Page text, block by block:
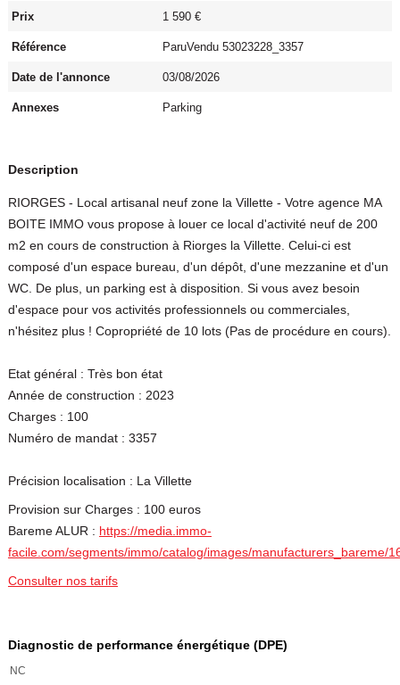
Prix 1 590 €
Référence ParuVendu 53023228_3357
Date de l'annonce 03/08/2026
Annexes Parking
Description
RIORGES - Local artisanal neuf zone la Villette - Votre agence MA
BOITE IMMO vous propose à louer ce local d'activité neuf de 200
m2 en cours de construction à Riorges la Villette. Celui-ci est
composé d'un espace bureau, d'un dépôt, d'une mezzanine et d'un
WC. De plus, un parking est à disposition. Si vous avez besoin
d'espace pour vos activités professionnels ou commerciales,
n'hésitez plus ! Copropriété de 10 lots (Pas de procédure en cours).
Etat général : Très bon état
Année de construction : 2023
Charges : 100
Numéro de mandat : 3357
Précision localisation : La Villette
Provision sur Charges : 100 euros
Bareme ALUR : https://media.immo-
facile.com/segments/immo/catalog/images/manufacturers_bareme/
Consulter nos tarifs
Diagnostic de performance énergétique (DPE)
NC